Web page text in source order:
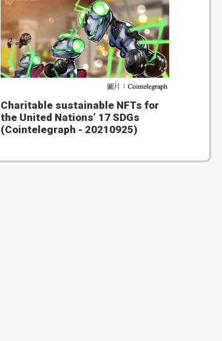
Charitable sustainable NFTs for
the United Nations’ 17 SDGs
(Cointelegraph - 20210925)